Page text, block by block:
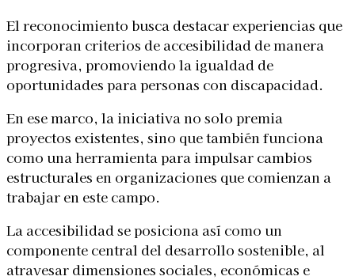
El reconocimiento busca destacar experiencias que
incorporan criterios de accesibilidad de manera
progresiva, promoviendo la igualdad de
oportunidades para personas con discapacidad.
En ese marco, la iniciativa no solo premia
proyectos existentes, sino que también funciona
como una herramienta para impulsar cambios
estructurales en organizaciones que comienzan a
trabajar en este campo.
La accesibilidad se posiciona así como un
componente central del desarrollo sostenible, al
atravesar dimensiones sociales, económicas e